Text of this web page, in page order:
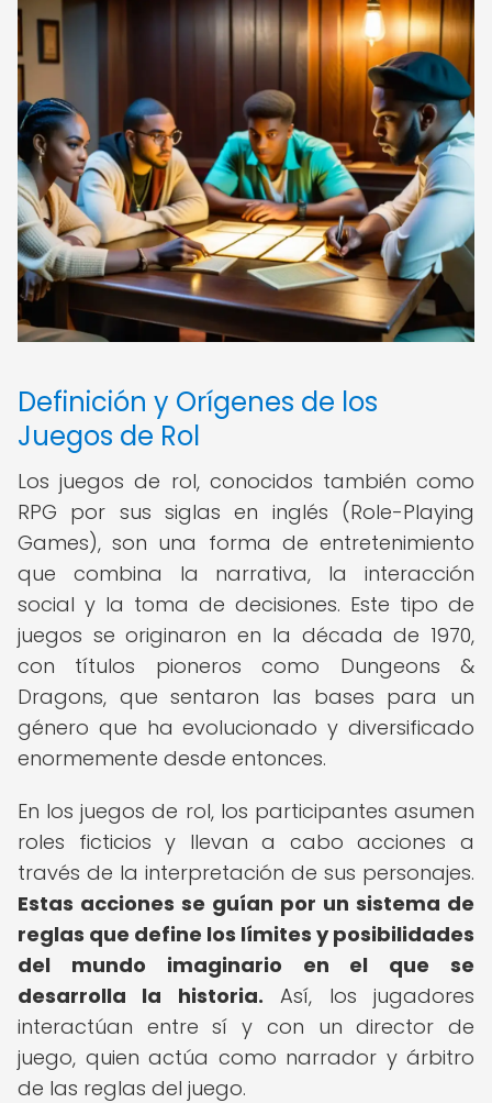
Definición y Orígenes de los
Juegos de Rol
Los juegos de rol, conocidos también como
RPG por sus siglas en inglés (Role-Playing
Games), son una forma de entretenimiento
que combina la narrativa, la interacción
social y la toma de decisiones. Este tipo de
juegos se originaron en la década de 1970,
con títulos pioneros como Dungeons &
Dragons, que sentaron las bases para un
género que ha evolucionado y diversificado
enormemente desde entonces.
En los juegos de rol, los participantes asumen
roles ficticios y llevan a cabo acciones a
través de la interpretación de sus personajes.
Estas acciones se guían por un sistema de
reglas que define los límites y posibilidades
del mundo imaginario en el que se
desarrolla la historia. Así, los jugadores
interactúan entre sí y con un director de
juego, quien actúa como narrador y árbitro
de las reglas del juego.